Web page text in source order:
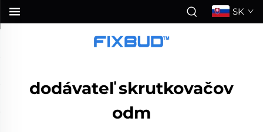
SK
dodávateľ skrutkovačov
odm